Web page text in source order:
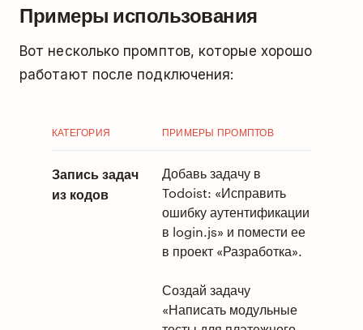
Примеры использования
Вот несколько промптов, которые хорошо
работают после подключения:
КАТЕГОРИЯ ПРИМЕРЫ ПРОМПТОВ
Запись задач
из кодов
Добавь задачу в
Todoist: «Исправить
ошибку аутентификации
в login.js» и помести ее
в проект «Разработка».
Создай задачу
«Написать модульные